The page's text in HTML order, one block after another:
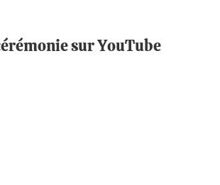
sur YouTube